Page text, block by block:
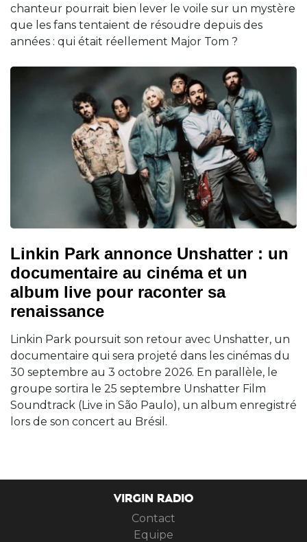
chanteur pourrait bien lever le voile sur un mystère
que les fans tentaient de résoudre depuis des
années : qui était réellement Major Tom ?
Linkin Park annonce Unshatter : un
documentaire au cinéma et un
album live pour raconter sa
renaissance
Linkin Park poursuit son retour avec Unshatter, un
documentaire qui sera projeté dans les cinémas du
30 septembre au 3 octobre 2026. En parallèle, le
groupe sortira le 25 septembre Unshatter Film
Soundtrack (Live in São Paulo), un album enregistré
lors de son concert au Brésil.
VIRGIN RADIO
Contact
Equipe